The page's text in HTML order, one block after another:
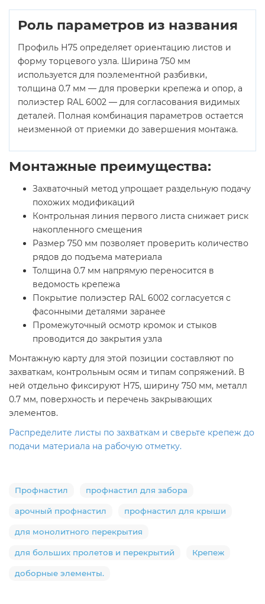
Роль параметров из названия
Профиль Н75 определяет ориентацию листов и
форму торцевого узла. Ширина 750 мм
используется для поэлементной разбивки,
толщина 0.7 мм — для проверки крепежа и опор, а
полиэстер RAL 6002 — для согласования видимых
деталей. Полная комбинация параметров остается
неизменной от приемки до завершения монтажа.
Монтажные преимущества:
Захваточный метод упрощает раздельную подачу
похожих модификаций
Контрольная линия первого листа снижает риск
накопленного смещения
Размер 750 мм позволяет проверить количество
рядов до подъема материала
Толщина 0.7 мм напрямую переносится в
ведомость крепежа
Покрытие полиэстер RAL 6002 согласуется с
фасонными деталями заранее
Промежуточный осмотр кромок и стыков
проводится до закрытия узла
Монтажную карту для этой позиции составляют по
захваткам, контрольным осям и типам сопряжений. В
ней отдельно фиксируют Н75, ширину 750 мм, металл
0.7 мм, поверхность и перечень закрывающих
элементов.
Распределите листы по захваткам и сверьте крепеж до
подачи материала на рабочую отметку.
Профнастил профнастил для забора
арочный профнастил профнастил для крыши
для монолитного перекрытия
для больших пролетов и перекрытий Крепеж
доборные элементы.